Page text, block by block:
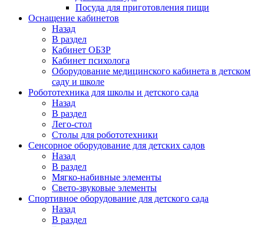
Посуда для приготовления пищи
Оснащение кабинетов
Назад
В раздел
Кабинет ОБЗР
Кабинет психолога
Оборудование медицинского кабинета в детском
саду и школе
Робототехника для школы и детского сада
Назад
В раздел
Лего-стол
Столы для робототехники
Сенсорное оборудование для детских садов
Назад
В раздел
Мягко-набивные элементы
Свето-звуковые элементы
Спортивное оборудование для детского сада
Назад
В раздел